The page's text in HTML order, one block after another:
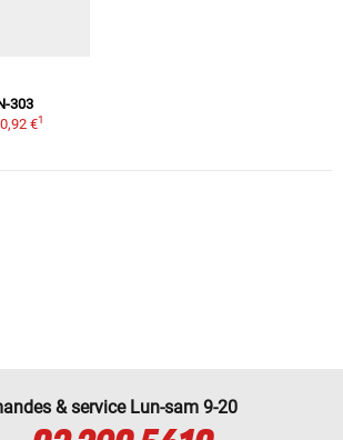
303
€1
& service Lun-sam 9-20